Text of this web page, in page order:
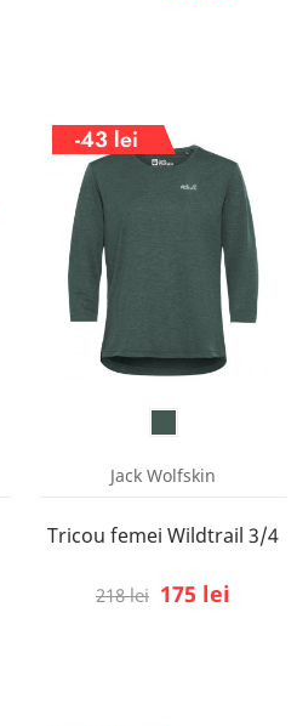
-43 lei
Jack Wolfskin
Tricou femei Wildtrail 3/4
218 lei 175 lei